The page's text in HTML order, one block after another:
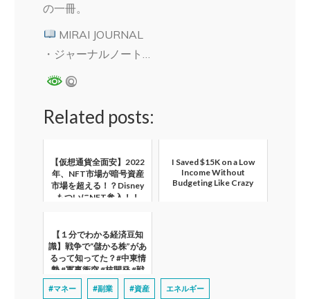
の一冊。
MIRAI JOURNAL
・ジャーナルノート…
Related posts:
【仮想通貨全面安】2022
年、NFT市場が暗号資産
市場を超える！？Disney
もついにNFT参入！！
I Saved $15K on a Low
Income Without
Budgeting Like Crazy
【１分でわかる経済豆知
識】戦争で“儲かる株”があ
るって知ってた？#中東情
勢 #軍事衝突 #核開発 #戦
争危機 #逆行高とは #投資
#お金
#マネー #副業 #資産 エネルギー